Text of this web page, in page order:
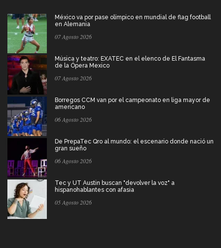
México va por pase olímpico en mundial de flag football
en Alemania
07 Agosto 2026
Música y teatro: EXATEC en el elenco de El Fantasma
de la Ópera Mexico
07 Agosto 2026
Borregos CCM van por el campeonato en liga mayor de
americano
06 Agosto 2026
De PrepaTec Qro al mundo: el escenario donde nació un
gran sueño
06 Agosto 2026
Tec y UT Austin buscan "devolver la voz" a
hispanohablantes con afasia
05 Agosto 2026